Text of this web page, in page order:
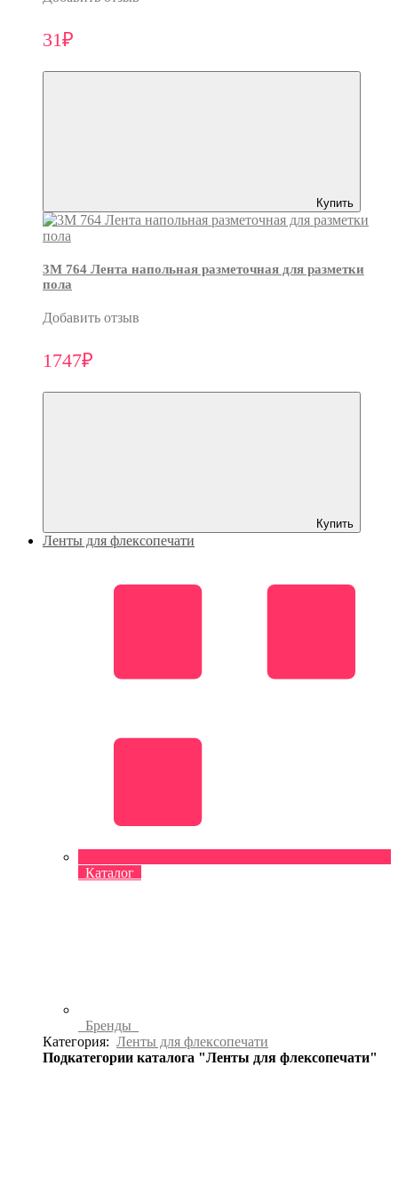
31₽
Купить
3M 764 Лента напольная разметочная для разметки
пола
Добавить отзыв
1747₽
Купить
Ленты для флексопечати
Каталог
Бренды
Категория: Ленты для флексопечати
Подкатегории каталога "Ленты для флексопечати"